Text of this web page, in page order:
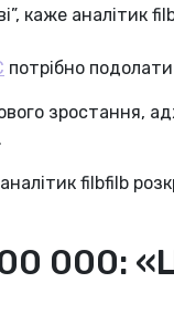
каже аналітик
потрібно
зростання,
filbfilb
000: